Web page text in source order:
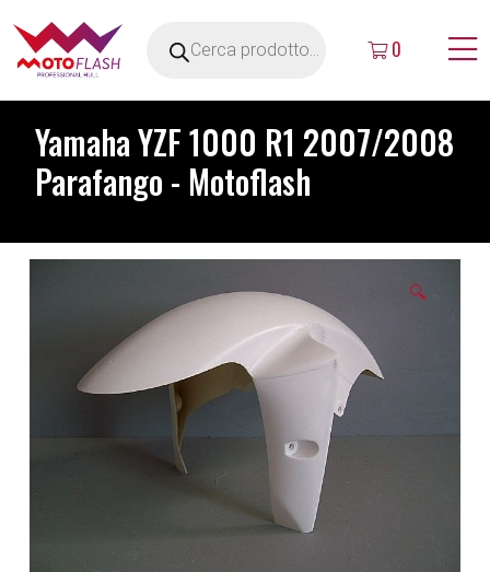
0
Yamaha YZF 1000 R1 2007/2008
Parafango - Motoflash
🔍